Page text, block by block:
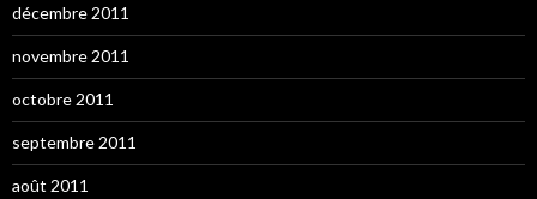
décembre 2011
novembre 2011
octobre 2011
septembre 2011
août 2011